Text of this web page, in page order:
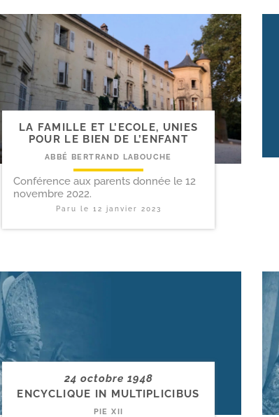
LA FAMILLE ET L’ECOLE, UNIES
POUR LE BIEN DE L’ENFANT
ABBÉ BERTRAND LABOUCHE
Conférence aux parents donnée le 12
novembre 2022.
Paru le 12 janvier 2023
24 octobre 1948
ENCYCLIQUE IN MULTIPLICIBUS
PIE XII